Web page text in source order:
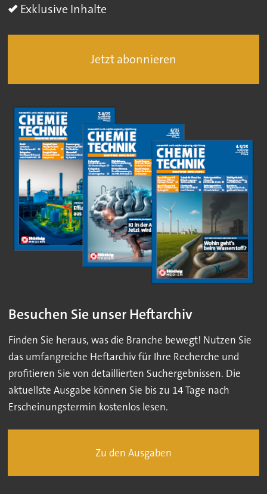
Exklusive Inhalte
Jetzt abonnieren
Besuchen Sie unser Heftarchiv
Finden Sie heraus, was die Branche bewegt! Nutzen Sie
das umfangreiche Heftarchiv für Ihre Recherche und
profitieren Sie von detaillierten Suchergebnissen. Die
aktuellste Ausgabe können Sie bis zu 14 Tage nach
Erscheinungstermin kostenlos lesen.
Zu den Ausgaben